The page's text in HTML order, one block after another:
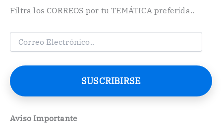
Filtra los CORREOS por tu TEMÁTICA preferida..
e
o
e
SUSCRIBIRSE
Aviso Importante